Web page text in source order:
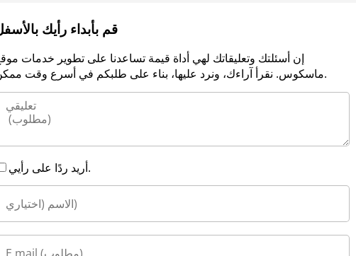
قم بأبداء رأيك
إن أسئلتك وتعليقاتك لهي أداة قيمة تساعدنا على تطوير خدمات
ماسكوس. نقرأ آراءك، ونرد عليها، بناء على طلبكم في أسرع وقت ممكن.
أريد ردًا على رأيي.